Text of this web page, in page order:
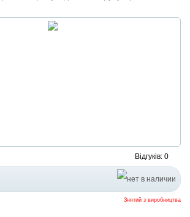
Відгуків: 0
Знятий з виробництва